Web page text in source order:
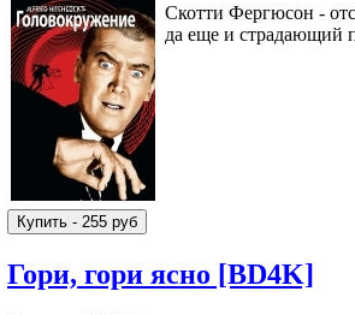
Скотти Фергюсон -
да еще и страдающий
Гори, гори ясно [BD4K]